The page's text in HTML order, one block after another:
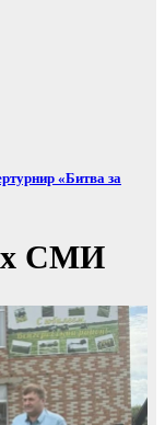
«Битва за